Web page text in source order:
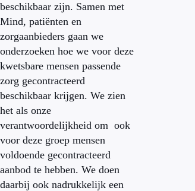
beschikbaar zijn. Samen met
Mind, patiënten en
zorgaanbieders gaan we
onderzoeken hoe we voor deze
kwetsbare mensen passende
zorg gecontracteerd
beschikbaar krijgen. We zien
het als onze
verantwoordelijkheid om ook
voor deze groep mensen
voldoende gecontracteerd
aanbod te hebben. We doen
daarbij ook nadrukkelijk een